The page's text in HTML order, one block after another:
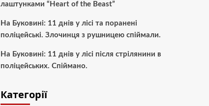
лаштунками “Heart of the Beast”
На Буковині: 11 днів у лісі та поранені
поліцейські. Злочинця з рушницею спіймали.
На Буковині: 11 днів у лісі після стрілянини в
поліцейських. Спіймано.
Категорії